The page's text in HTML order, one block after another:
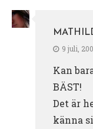
9 juli,
Kan
BÄST!
Det är
känna